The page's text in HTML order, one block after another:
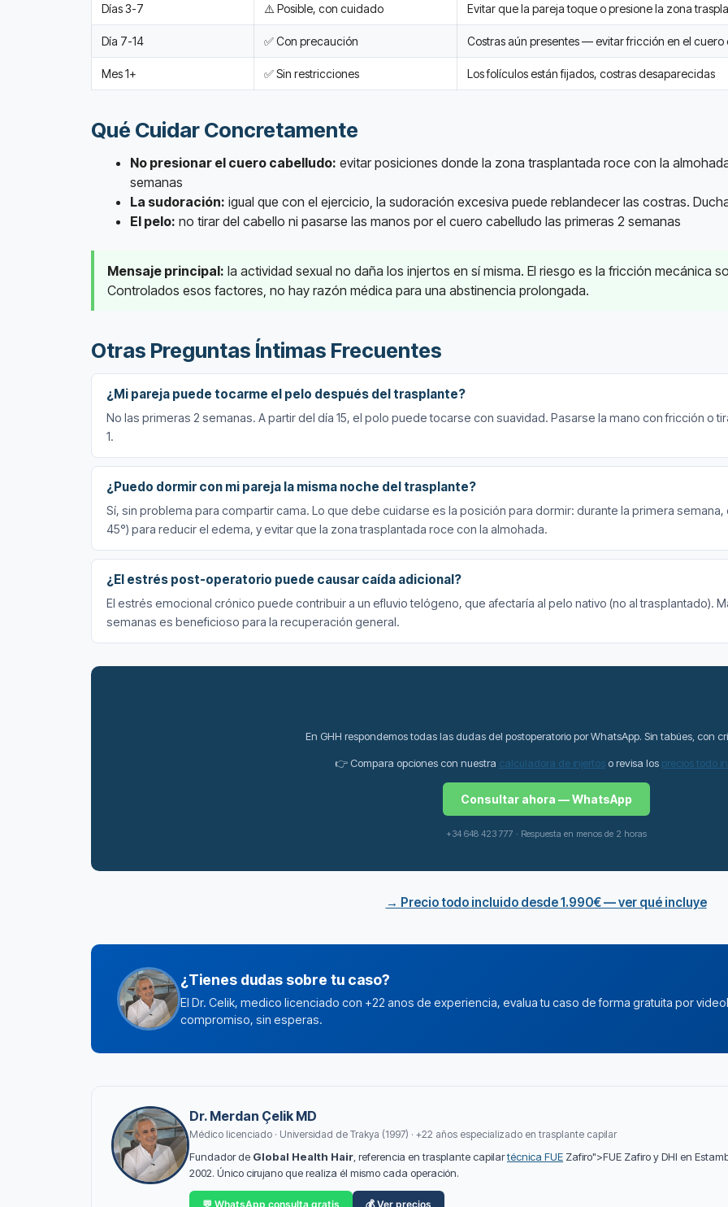
Días 3-7 ⚠️ Posible, con cuidado Evitar que la pareja toque o presione la zona
Día 7-14 ✅ Con precaución Costras aún presentes — evitar fricción en el
Mes 1+ ✅ Sin restricciones Los folículos están fijados, costras desaparecidas
Qué Cuidar Concretamente
No presionar el cuero cabelludo: evitar posiciones donde la zona trasplantada roce con la
semanas
La sudoración: igual que con el ejercicio, la sudoración excesiva puede reblandecer las costras.
El pelo: no tirar del cabello ni pasarse las manos por el cuero cabelludo las primeras 2 semanas
Mensaje principal: la actividad sexual no daña los injertos en sí misma. El riesgo es la fricción mecánica
Controlados esos factores, no hay razón médica para una abstinencia prolongada.
Otras Preguntas Íntimas Frecuentes
¿Mi pareja puede tocarme el pelo después del trasplante?
No las primeras 2 semanas. A partir del día 15, el polo puede tocarse con suavidad. Pasarse la mano con fricción o
1.
¿Puedo dormir con mi pareja la misma noche del trasplante?
Sí, sin problema para compartir cama. Lo que debe cuidarse es la posición para dormir: durante la primera
45°) para reducir el edema, y evitar que la zona trasplantada roce con la almohada.
¿El estrés post-operatorio puede causar caída adicional?
El estrés emocional crónico puede contribuir a un efluvio telógeno, que afectaría al pelo nativo (no al trasplantado).
semanas es beneficioso para la recuperación general.
En GHH respondemos todas las dudas del postoperatorio por WhatsApp. Sin tabúes, con
👉 Compara opciones con nuestra calculadora de injertoso revisa los precios todo
Consultar ahora — WhatsApp
+34 648 423 777 · Respuesta en menos de 2 horas
→ Precio todo incluido desde 1.990€ — ver qué incluye
¿Tienes dudas sobre tu caso?
El Dr. Celik, medico licenciado con +22 anos de experiencia, evalua tu caso de forma gratuita por
compromiso, sin esperas.
Dr. Merdan Çelik MD
Médico licenciado · Universidad de Trakya (1997) · +22 años especializado en trasplante capilar
Fundador de Global Health Hair , referencia en trasplante capilartécnica FUE Zafiro">FUE Zafiro y DHI en
2002. Único cirujano que realiza él mismo cada operación.
💬 WhatsApp consulta gratis 💰 Ver precios